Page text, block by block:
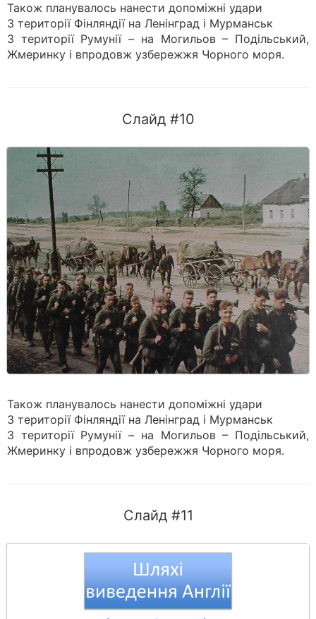
Також планувалось нанести допоміжні удари
З території Фінляндії на Ленінград і Мурманськ
З території Румунії – на Могильов – Подільський,
Жмеринку і впродовж узбережжя Чорного моря.
Слайд #10
Також планувалось нанести допоміжні удари
З території Фінляндії на Ленінград і Мурманськ
З території Румунії – на Могильов – Подільський,
Жмеринку і впродовж узбережжя Чорного моря.
Слайд #11